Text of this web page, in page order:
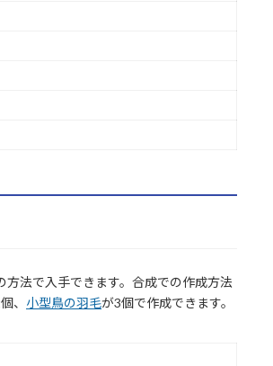
法で入手できます。合成での作成方法
、 小型鳥の羽毛が3個で作成できます。